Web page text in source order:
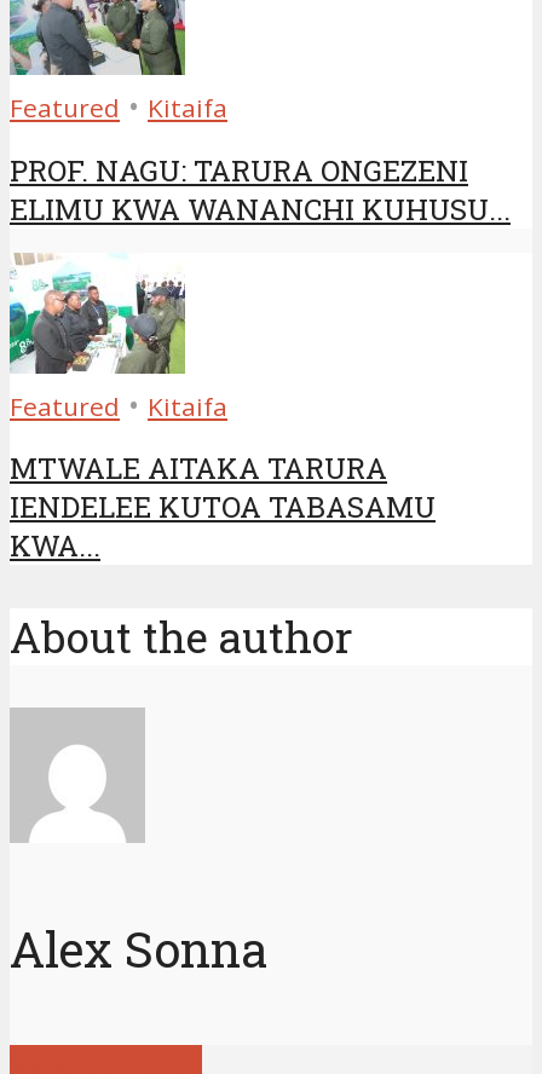
Featured • Kitaifa
PROF. NAGU: TARURA ONGEZENI
ELIMU KWA WANANCHI KUHUSU...
Featured • Kitaifa
MTWALE AITAKA TARURA
IENDELEE KUTOA TABASAMU
KWA...
About the author
Alex Sonna